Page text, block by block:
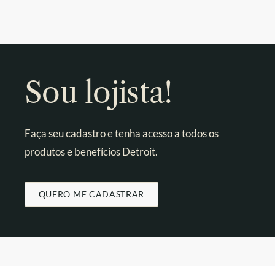
Sou lojista!
Faça seu cadastro e tenha acesso a todos os
produtos e benefícios Detroit.
QUERO ME CADASTRAR